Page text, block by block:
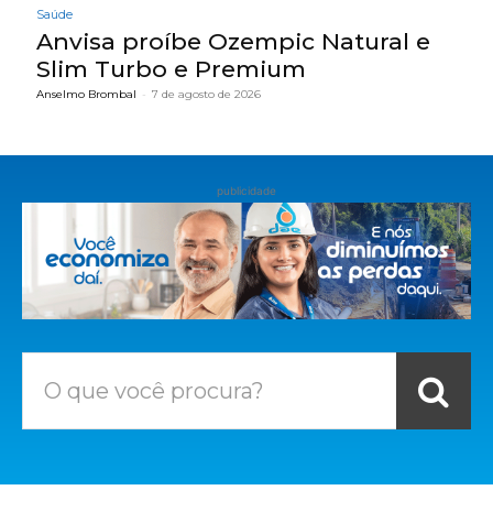
Saúde
Anvisa proíbe Ozempic Natural e
Slim Turbo e Premium
Anselmo Brombal - 7 de agosto de 2026
publicidade
O que você procura?